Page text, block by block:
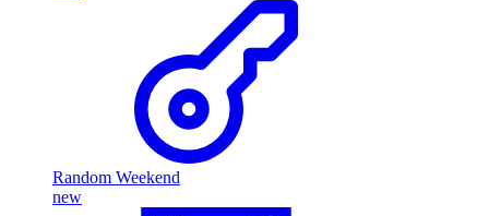
Random Weekend
new